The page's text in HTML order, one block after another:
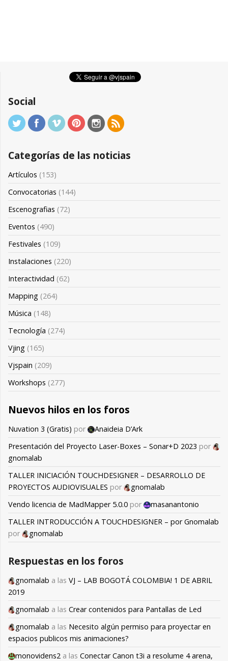
Social
Categorías de las noticias
Artículos (153)
Convocatorias (144)
Escenografias (72)
Eventos (490)
Festivales (109)
Instalaciones (220)
Interactividad (62)
Mapping (264)
Música (148)
Tecnología (274)
Vjing (165)
Vjspain (209)
Workshops (277)
Nuevos hilos en los foros
Nuvation 3 (Gratis) por
Anaideia D’Ark
Presentación del Proyecto Laser-Boxes – Sonar+D 2023 por
gnomalab
TALLER INICIACIÓN TOUCHDESIGNER – DESARROLLO DE
PROYECTOS AUDIOVISUALES por
gnomalab
Vendo licencia de MadMapper 5.0.0 por
masanantonio
TALLER INTRODUCCIÓN A TOUCHDESIGNER – por Gnomalab
por
gnomalab
Respuestas en los foros
gnomalab a las VJ – LAB BOGOTÁ COLOMBIA! 1 DE ABRIL
2019
gnomalab a las Crear contenidos para Pantallas de Led
gnomalab a las Necesito algún permiso para proyectar en
espacios publicos mis animaciones?
monovidens2 a las Conectar Canon t3i a resolume 4 arena,